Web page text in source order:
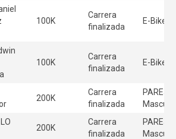
100K
Carrera
finalizada
E-Bike
100K
Carrera
finalizada
E-Bike
200K
Carrera
finalizada
200K
Carrera
finalizada